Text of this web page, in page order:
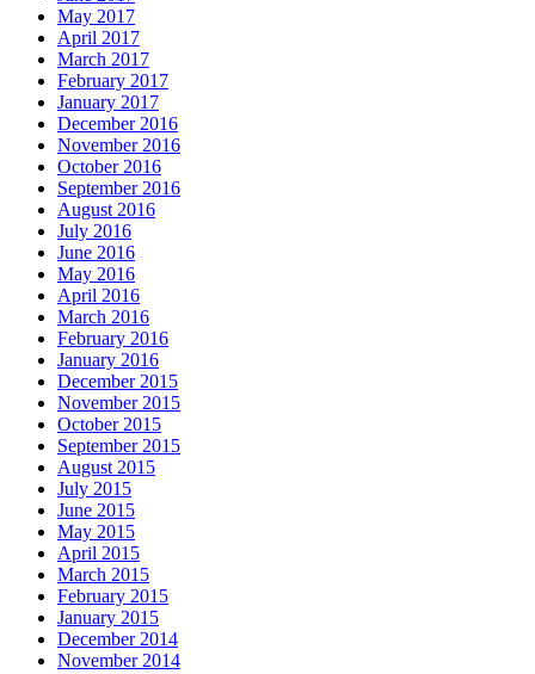
May 2017
April 2017
March 2017
February 2017
January 2017
December 2016
November 2016
October 2016
September 2016
August 2016
July 2016
June 2016
May 2016
April 2016
March 2016
February 2016
January 2016
December 2015
November 2015
October 2015
September 2015
August 2015
July 2015
June 2015
May 2015
April 2015
March 2015
February 2015
January 2015
December 2014
November 2014